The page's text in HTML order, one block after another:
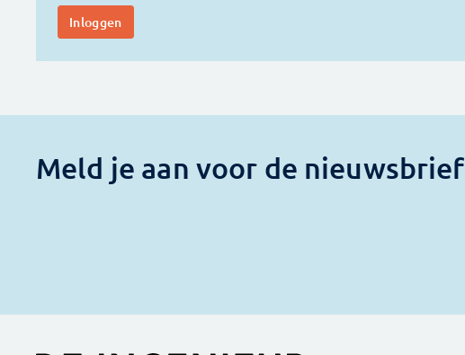
Meld je aan voor de nieuwsbrief